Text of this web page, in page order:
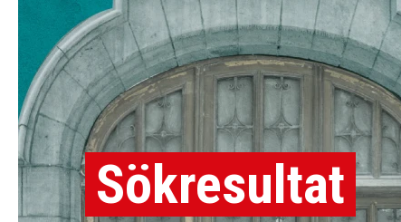
Sökresultat